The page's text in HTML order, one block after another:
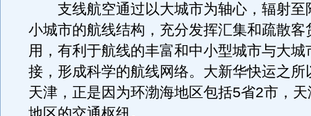
支线航空通过以大城市为轴心，辐射至
小城市的航线结构，充分发挥汇集和疏散客
用，有利于航线的丰富和中小型城市与大城
接，形成科学的航线网络。大新华快运之所
天津，正是因为环渤海地区包括5省2市，